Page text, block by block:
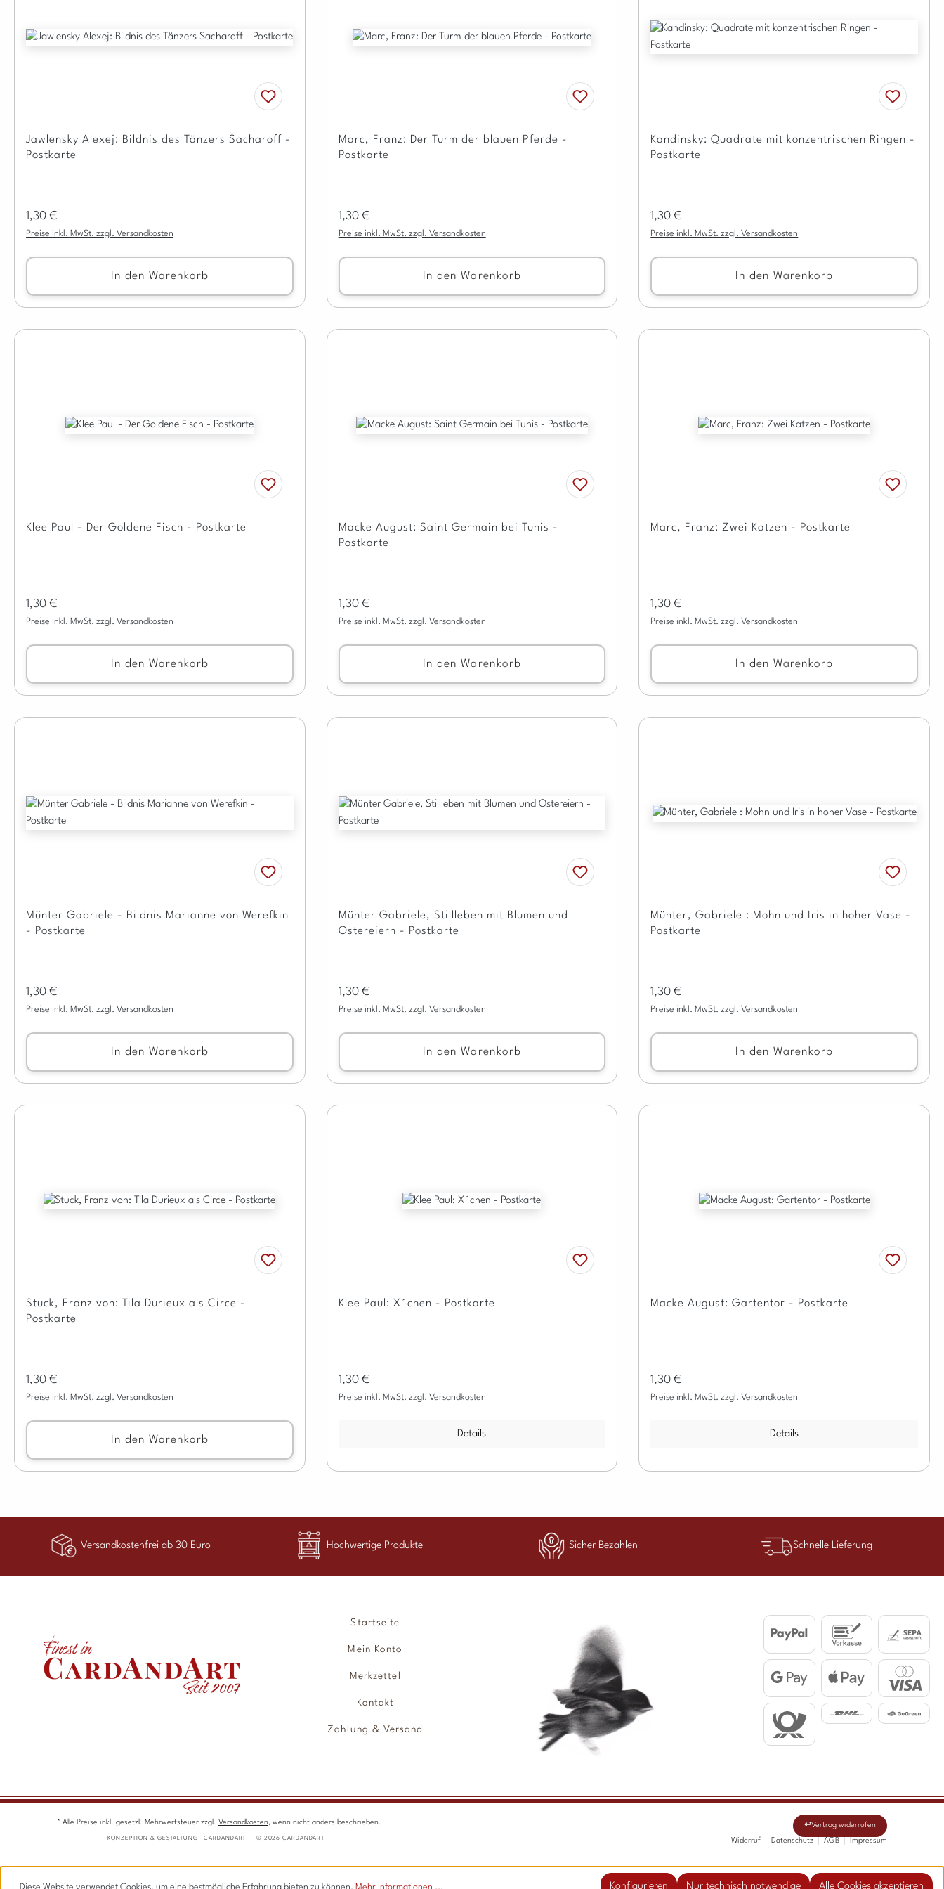
Jawlensky Alexej: Bildnis des Tänzers Sacharoff -
Postkarte
Regulärer Preis:
1,30 €
Preise inkl. MwSt. zzgl. Versandkosten
In den Warenkorb
Marc, Franz: Der Turm der blauen Pferde -
Postkarte
Regulärer Preis:
1,30 €
Preise inkl. MwSt. zzgl. Versandkosten
In den Warenkorb
Kandinsky: Quadrate mit konzentrischen Ringen -
Postkarte
Regulärer Preis:
1,30 €
Preise inkl. MwSt. zzgl. Versandkosten
In den Warenkorb
Klee Paul - Der Goldene Fisch - Postkarte
Regulärer Preis:
1,30 €
Preise inkl. MwSt. zzgl. Versandkosten
In den Warenkorb
Macke August: Saint Germain bei Tunis -
Postkarte
Regulärer Preis:
1,30 €
Preise inkl. MwSt. zzgl. Versandkosten
In den Warenkorb
Marc, Franz: Zwei Katzen - Postkarte
Regulärer Preis:
1,30 €
Preise inkl. MwSt. zzgl. Versandkosten
In den Warenkorb
Münter Gabriele - Bildnis Marianne von Werefkin
- Postkarte
Regulärer Preis:
1,30 €
Preise inkl. MwSt. zzgl. Versandkosten
In den Warenkorb
Münter Gabriele, Stillleben mit Blumen und
Ostereiern - Postkarte
Regulärer Preis:
1,30 €
Preise inkl. MwSt. zzgl. Versandkosten
In den Warenkorb
Münter, Gabriele : Mohn und Iris in hoher Vase -
Postkarte
Regulärer Preis:
1,30 €
Preise inkl. MwSt. zzgl. Versandkosten
In den Warenkorb
Stuck, Franz von: Tila Durieux als Circe -
Postkarte
Regulärer Preis:
1,30 €
Preise inkl. MwSt. zzgl. Versandkosten
In den Warenkorb
Klee Paul: X´chen - Postkarte
Regulärer Preis:
1,30 €
Preise inkl. MwSt. zzgl. Versandkosten
Details
Macke August: Gartentor - Postkarte
Regulärer Preis:
1,30 €
Preise inkl. MwSt. zzgl. Versandkosten
Details
Versandkostenfrei ab 30 Euro Hochwertige Produkte Sicher Bezahlen Schnelle Lieferung
Startseite
Mein Konto
Merkzettel
Kontakt
Zahlung & Versand
* Alle Preise inkl. gesetzl. Mehrwertsteuer zzgl. Versandkosten, wenn nicht anders beschrieben.
KONZEPTION & GESTALTUNG · CARDANDART · © 2026 CARDANDART
Vertrag widerrufen
Widerruf
Datenschutz AGB Impressum
Diese Website verwendet Cookies, um eine bestmögliche Erfahrung bieten zu können. Mehr Informationen ... Nur technisch notwendige
Konfigurieren Alle Cookies akzeptieren